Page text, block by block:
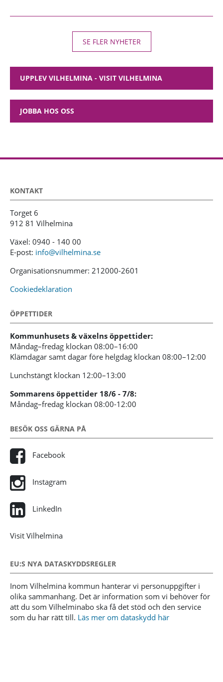
SE FLER NYHETER
UPPLEV VILHELMINA - VISIT VILHELMINA
JOBBA HOS OSS
KONTAKT
Torget 6
912 81 Vilhelmina
Växel: 0940 - 140 00
E-post: info@vilhelmina.se
Organisationsnummer: 212000-2601
Cookiedeklaration
ÖPPETTIDER
Kommunhusets & växelns öppettider:
Måndag–fredag klockan 08:00–16:00
Klämdagar samt dagar före helgdag klockan 08:00–12:00
Lunchstängt klockan 12:00–13:00
Sommarens öppettider 18/6 - 7/8:
Måndag–fredag klockan 08:00-12:00
BESÖK OSS GÄRNA PÅ
Facebook
Instagram
LinkedIn
Visit Vilhelmina
EU:S NYA DATASKYDDSREGLER
Inom Vilhelmina kommun hanterar vi personuppgifter i
olika sammanhang. Det är information som vi behöver för
att du som Vilhelminabo ska få det stöd och den service
som du har rätt till. Läs mer om dataskydd här